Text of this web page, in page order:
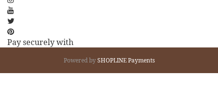
Pay securely with
Powered bySHOPLINE Payments